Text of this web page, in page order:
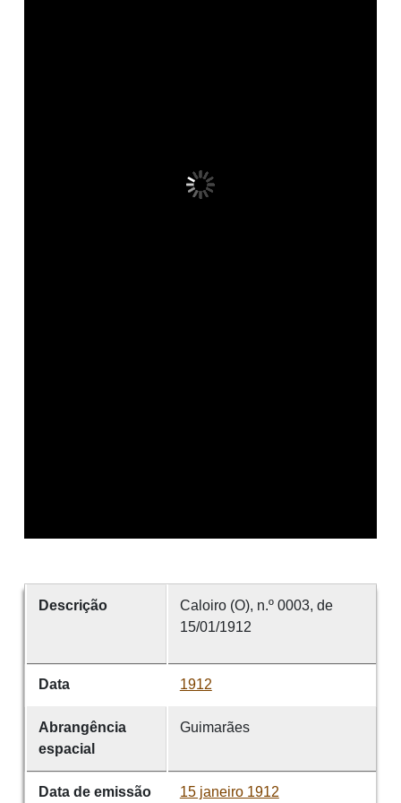
Descrição
Caloiro (O), n.º 0003, de
15/01/1912
Data 1912
Abrangência
espacial
Guimarães
Data de emissão 15 janeiro 1912